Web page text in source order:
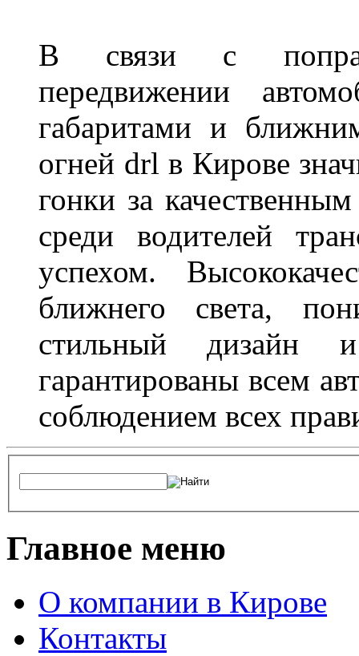
В связи с
передвижении
габаритами и
огней drl в Кирове
гонки за
среди водителей
успехом.
ближнего света,
стильный дизайн
гарантированы всем
соблюдением всех
Главное меню
О компании в Кирове
Контакты